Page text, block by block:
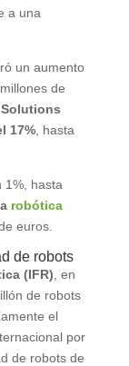
a una
un aumento
de
Solutions
17%, hasta
hasta
robótica
euros.
de robots
(IFR) , en
de robots
el
por
de robots de